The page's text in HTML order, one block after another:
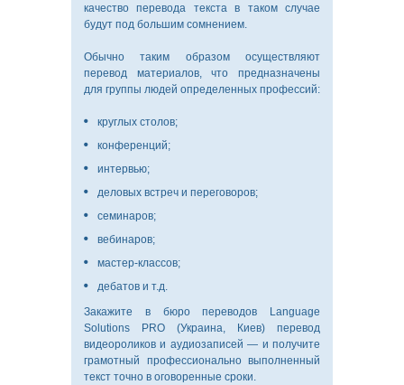
качество перевода текста в таком случае
будут под большим сомнением.
Обычно таким образом осуществляют
перевод материалов, что предназначены
для группы людей определенных профессий:
круглых столов;
конференций;
интервью;
деловых встреч и переговоров;
семинаров;
вебинаров;
мастер-классов;
дебатов и т.д.
Закажите в бюро переводов Language
Solutions PRO (Украина, Киев) перевод
видеороликов и аудиозаписей — и получите
грамотный профессионально выполненный
текст точно в оговоренные сроки.
О